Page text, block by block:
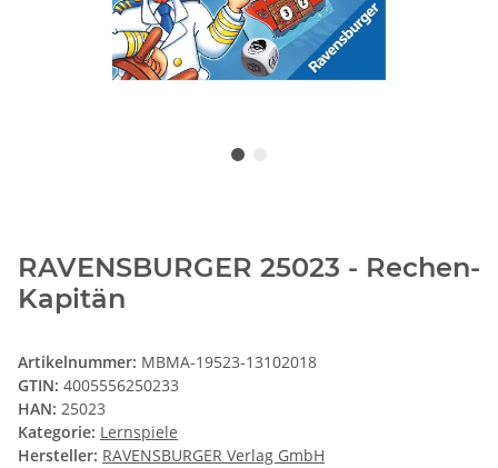
RAVENSBURGER 25023 - Rechen-
Kapitän
Artikelnummer: MBMA-19523-13102018
GTIN: 4005556250233
HAN: 25023
Kategorie: Lernspiele
Hersteller: RAVENSBURGER Verlag GmbH